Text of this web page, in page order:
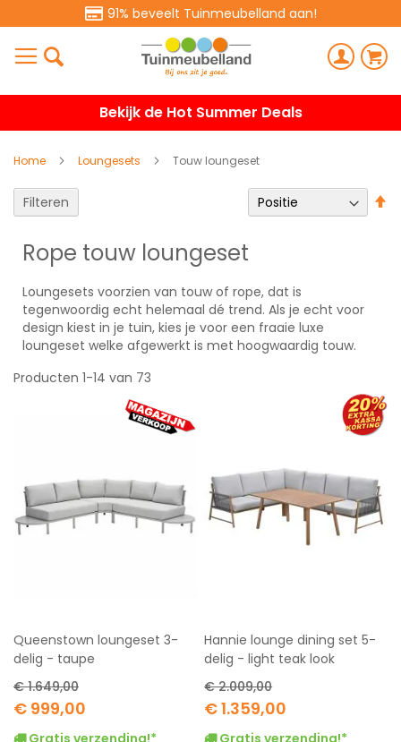
91% beveelt Tuinmeubelland aan!
Bekijk de Hot Summer Deals
Home Loungesets Touw loungeset
Rope touw loungeset
Loungesets voorzien van touw of rope, dat is
tegenwoordig echt helemaal dé trend. Als je echt voor
design kiest in je tuin, kies je voor een fraaie luxe
loungeset welke afgewerkt is met hoogwaardig touw.
Producten 1-14 van 73
Queenstown loungeset 3-
delig - taupe
Special
Price
€ 999,00
€ 1.649,00
Hannie lounge dining set 5-
delig - light teak look
Special
Price
€ 1.359,00
€ 2.009,00
Filteren